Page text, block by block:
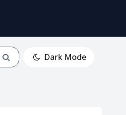
Dark Mode